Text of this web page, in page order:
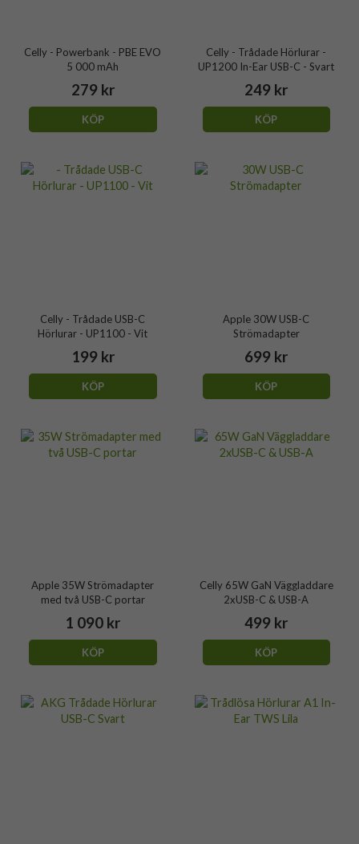
Celly - Powerbank - PBE EVO
5 000 mAh
279 kr
KÖP
Celly - Trådade Hörlurar -
UP1200 In-Ear USB-C - Svart
249 kr
KÖP
Celly - Trådade USB-C
Hörlurar - UP1100 - Vit
199 kr
KÖP
Apple 30W USB-C
Strömadapter
699 kr
KÖP
Apple 35W Strömadapter
med två USB-C portar
1 090 kr
KÖP
Celly 65W GaN Väggladdare
2xUSB-C & USB-A
499 kr
KÖP